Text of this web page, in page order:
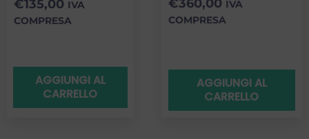
€135,00 IVA
COMPRESA
AGGIUNGI AL
CARRELLO
€360,00 IVA
COMPRESA
AGGIUNGI AL
CARRELLO